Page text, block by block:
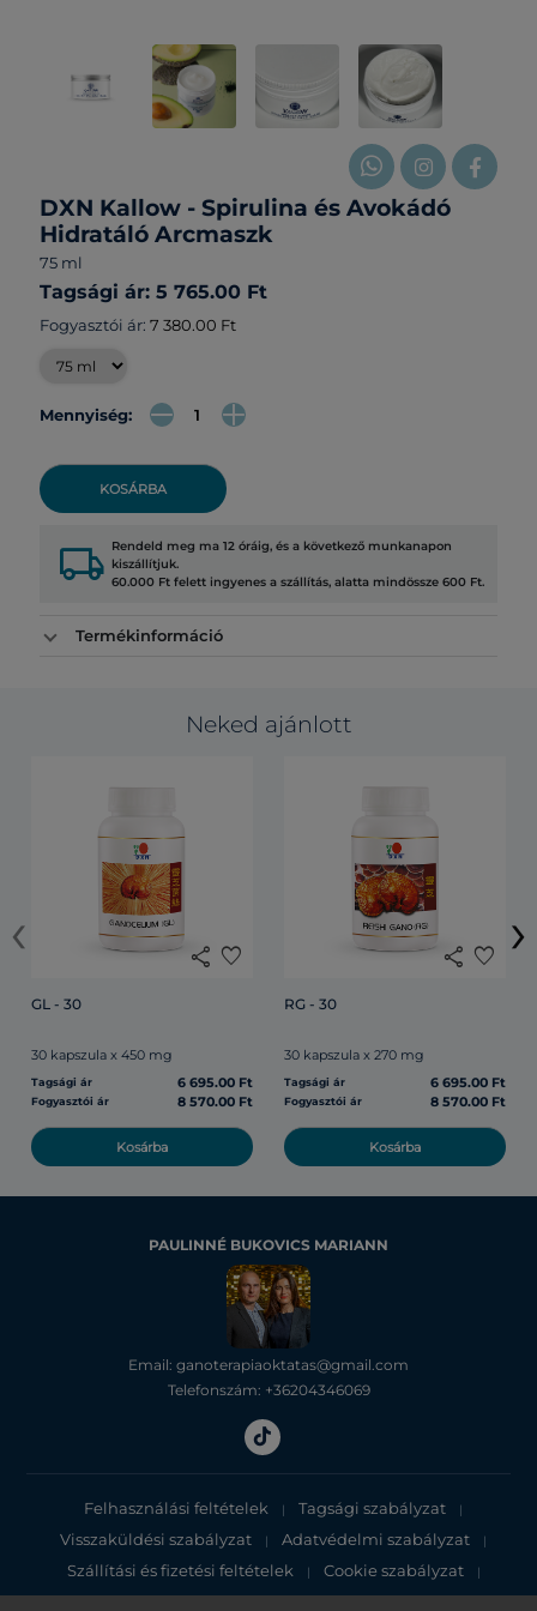
DXN Kallow - Spirulina és Avokádó
Hidratáló Arcmaszk
75 ml
Tagsági ár: 5 765.00 Ft
Fogyasztói ár: 7 380.00 Ft
Mennyiség:
KOSÁRBA
local_shipping Rendeld meg ma 12 óráig, és a következő munkanapon
kiszállítjuk.
60.000 Ft felett ingyenes a szállítás, alatta mindössze 600 Ft.
Termékinformáció
Neked ajánlott
share favorite
GL - 30
30 kapszula x 450 mg
Tagsági ár 6 695.00 Ft
Fogyasztói ár 8 570.00 Ft
Kosárba
share favorite
RG - 30
30 kapszula x 270 mg
Tagsági ár 6 695.00 Ft
Fogyasztói ár 8 570.00 Ft
Kosárba
‹ ›
PAULINNÉ BUKOVICS MARIANN
Email: ganoterapiaoktatas@gmail.com
Telefonszám: +36204346069
Felhasználási feltételek | Tagsági szabályzat |
Visszaküldési szabályzat | Adatvédelmi szabályzat |
Szállítási és fizetési feltételek | Cookie szabályzat |
Adatvédelmi tájékoztató